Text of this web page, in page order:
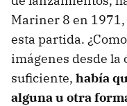
Mariner 8 en 1971,
esta partida.
imágenes desde
suficiente, había
alguna u otra